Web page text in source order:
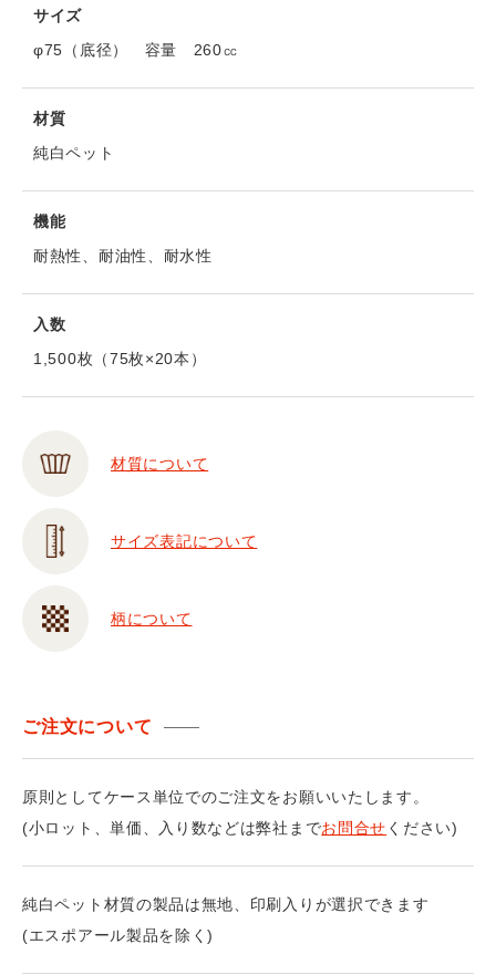
サイズ
φ75（底径） 容量 260㏄
材質
純白ペット
機能
耐熱性、耐油性、耐水性
入数
1,500枚（75枚×20本）
材質について
サイズ表記について
柄について
ご注文について
原則としてケース単位でのご注文をお願いいたします。
(小ロット、単価、入り数などは弊社までお問合せ ください)
純白ペット材質の製品は無地、印刷入りが選択できます
(エスポアール製品を除く)